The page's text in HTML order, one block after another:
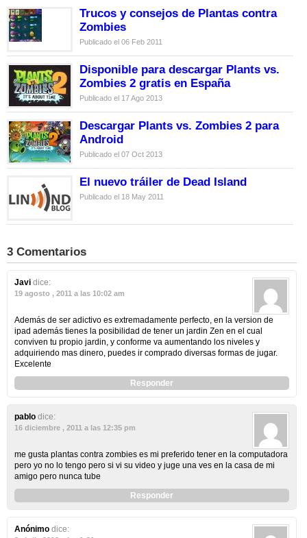
Trucos y consejos de Plantas contra
Zombies
Publicado el 06 Feb 2011
Disponible para descargar Plants vs.
Zombies 2 gratis en España
Publicado el 17 Ago 2013
Descargar Plants vs. Zombies 2 para
Android
Publicado el 07 Oct 2013
El nuevo tráiler de Dead Island
Publicado el 18 May 2011
3 Comentarios
Javi dice:
19 agosto , 2011 a las 10:02 am
Además de ser adictivo es extremadamente perfecto, en la version de
ipad además tienes la posibilidad de tener un jardin Zen en el cual
conviven tu propio jardin, y conforme va aumentando los niveles y
adquiriendo mas dinero, puedes ir comprado diversas formas de jugar.
Excelente
Responder
pablo dice:
16 diciembre , 2011 a las 12:35 pm
me gusta plantas contra zombies es mi preferido tener en la computadora
pero yo no lo tengo pero si vi su video y juge una ves en la casa de mi
amigo pero nunca tube
Responder
Anónimo dice: